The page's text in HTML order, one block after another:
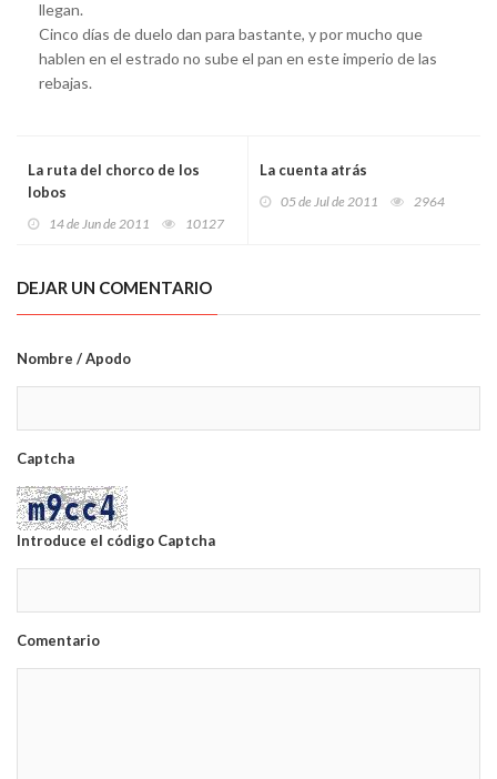
llegan.
Cinco días de duelo dan para bastante, y por mucho que
hablen en el estrado no sube el pan en este imperio de las
rebajas.
La ruta del chorco de los
lobos
14 de Jun de 2011 10127
La cuenta atrás
05 de Jul de 2011 2964
DEJAR UN COMENTARIO
Nombre / Apodo
Captcha
Introduce el código Captcha
Comentario